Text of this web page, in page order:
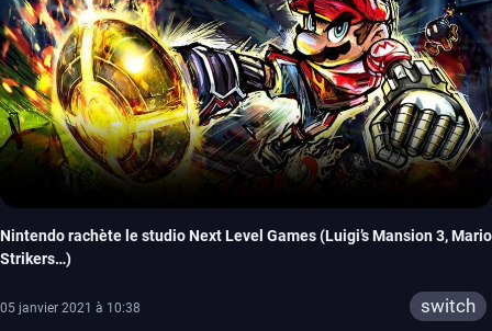
Nintendo rachète le studio Next Level Games (Luigi’s Mansion 3, Mario
Strikers…)
05 janvier 2021 à 10:38 switch